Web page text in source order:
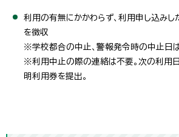
利用の有無にかかわらず、利用申し込み
を徴収
※学校都合の中止、警報発令時の中止日は
※利用中止の際の連絡は不要。次の利用
明利用券を提出。